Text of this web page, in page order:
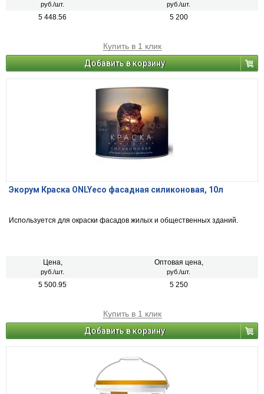
руб./шт. руб./шт.
5 448.56 5 200
Купить в 1 клик
Добавить в корзину
Экорум Краска ONLYeco фасадная силиконовая, 10л
Используется для окраски фасадов жилых и общественных зданий.
Цена,
руб./шт.
Оптовая цена,
руб./шт.
5 500.95 5 250
Купить в 1 клик
Добавить в корзину